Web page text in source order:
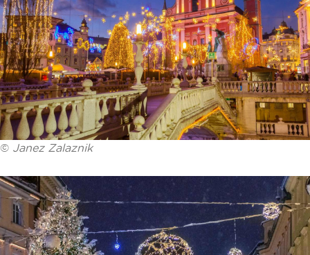
© Janez Zalaznik